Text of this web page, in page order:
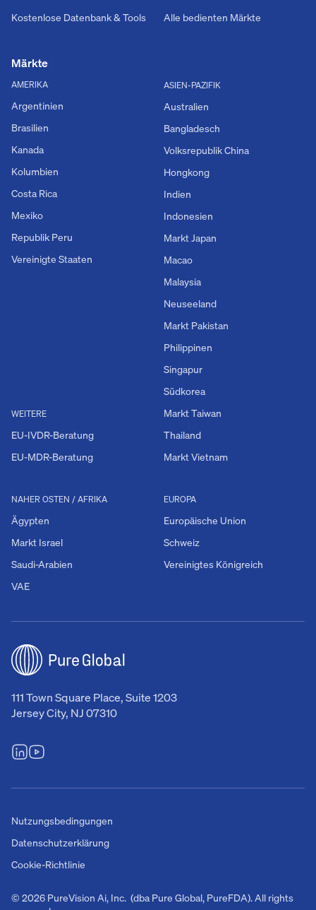
111 Town Square Place, Suite 1203
Jersey City, NJ 07310
Kostenlose Datenbank & Tools
Alle bedienten Märkte
Märkte
AMERIKA
Argentinien
Brasilien
Kanada
Kolumbien
Costa Rica
Mexiko
Republik Peru
Vereinigte Staaten
WEITERE
EU-IVDR-Beratung
EU-MDR-Beratung
EUROPA
Europäische Union
Schweiz
Vereinigtes Königreich
NAHER OSTEN / AFRIKA
Ägypten
Markt Israel
Saudi-Arabien
VAE
ASIEN-PAZIFIK
Australien
Bangladesch
Volksrepublik China
Hongkong
Indien
Indonesien
Markt Japan
Macao
Malaysia
Neuseeland
Markt Pakistan
Philippinen
Singapur
Südkorea
Markt Taiwan
Thailand
Markt Vietnam
© 2026 PureVision Ai, Inc. (dba Pure Global, PureFDA). All rights
Nutzungsbedingungen
Datenschutzerklärung
Cookie-Richtlinie